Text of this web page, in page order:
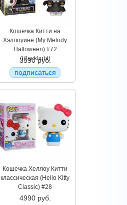
Кошечка Китти на
Хэллоуине (My Melody
Halloween) #72
(Blacklight)
3590 руб.
подписаться
Кошечка Хеллоу Китти
классическая (Hello Kitty
Classic) #28
4990 руб.